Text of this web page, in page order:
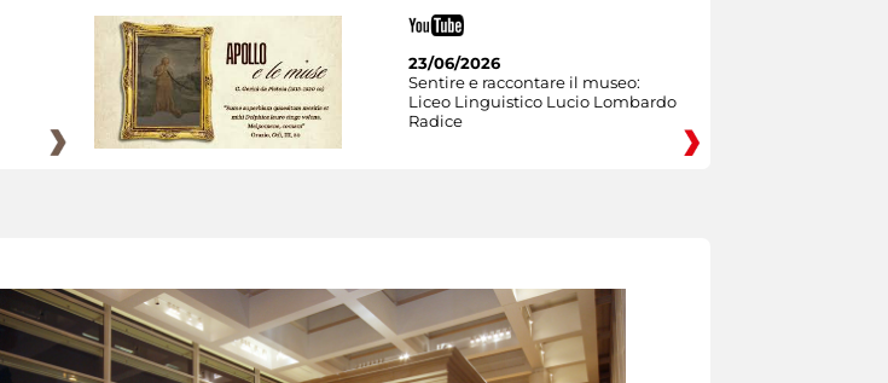
23/06/2026
Sentire e raccontare il museo:
Liceo Linguistico Lucio Lombardo
Radice